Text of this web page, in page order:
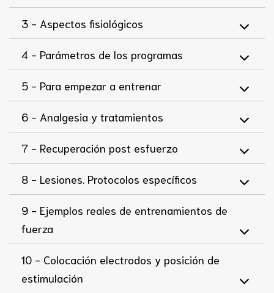
3 - Aspectos fisiológicos
4 - Parámetros de los programas
5 - Para empezar a entrenar
6 - Analgesia y tratamientos
7 - Recuperación post esfuerzo
8 - Lesiones. Protocolos específicos
9 - Ejemplos reales de entrenamientos de
fuerza
10 - Colocación electrodos y posición de
estimulación